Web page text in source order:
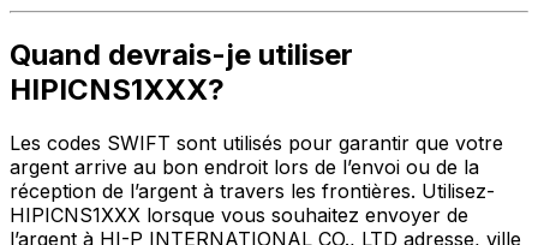
Quand devrais-je utiliser
HIPICNS1XXX?
Les codes SWIFT sont utilisés pour garantir que votre
argent arrive au bon endroit lors de l’envoi ou de la
réception de l’argent à travers les frontières. Utilisez-
HIPICNS1XXX lorsque vous souhaitez envoyer de
l’argent à HI-P INTERNATIONAL CO., LTD adresse, ville